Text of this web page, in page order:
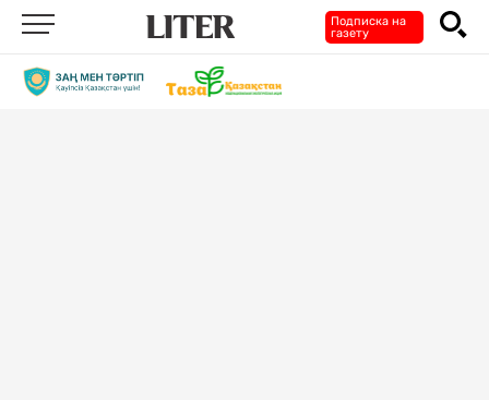
Подписка на
газету